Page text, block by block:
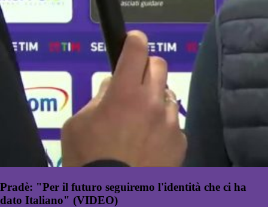
Pradè: "Per il futuro seguiremo l'identità che ci ha
dato Italiano" (VIDEO)